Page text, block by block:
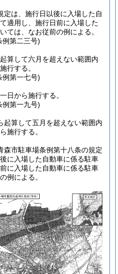
定は、施行日以後に入場した自
適用し、施行日前に入場した
ては、なお従前の例による。
例第二三号)
算して六月を超えない範囲内
行する。
例第一七号)
日から施行する。
例第一九号)
起算して五月を超えない範囲内
施行する。
森市駐車場条例第十八条の規定
に入場した自動車に係る駐車
に入場した自動車に係る駐車
例による。